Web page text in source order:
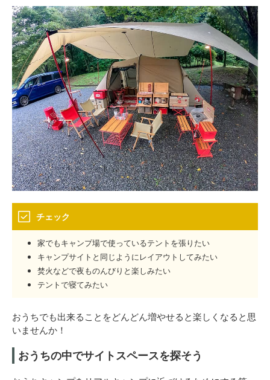
チェック
家でもキャンプ場で使っているテントを張りたい
キャンプサイトと同じようにレイアウトしてみたい
焚火などで夜ものんびりと楽しみたい
テントで寝てみたい
おうちでも出来ることをどんどん増やせると楽しくなると思
いませんか！
おうちの中でサイトスペースを探そう